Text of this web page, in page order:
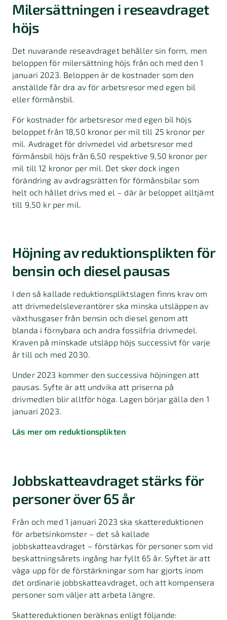
Milersättningen i reseavdraget
höjs
Det nuvarande reseavdraget behåller sin form, men
beloppen för milersättning höjs från och med den 1
januari 2023. Beloppen är de kostnader som den
anställde får dra av för arbetsresor med egen bil
eller förmånsbil.
För kostnader för arbetsresor med egen bil höjs
beloppet från 18,50 kronor per mil till 25 kronor per
mil. Avdraget för drivmedel vid arbetsresor med
förmånsbil höjs från 6,50 respektive 9,50 kronor per
mil till 12 kronor per mil. Det sker dock ingen
förändring av avdragsrätten för förmånsbilar som
helt och hållet drivs med el – där är beloppet alltjämt
till 9,50 kr per mil.
Höjning av reduktionsplikten för
bensin och diesel pausas
I den så kallade reduktionspliktslagen finns krav om
att drivmedelsleverantörer ska minska utsläppen av
växthusgaser från bensin och diesel genom att
blanda i förnybara och andra fossilfria drivmedel.
Kraven på minskade utsläpp höjs successivt för varje
år till och med 2030.
Under 2023 kommer den successiva höjningen att
pausas. Syfte är att undvika att priserna på
drivmedlen blir alltför höga. Lagen börjar gälla den 1
januari 2023.
Läs mer om reduktionsplikten
Jobbskatteavdraget stärks för
personer över 65 år
Från och med 1 januari 2023 ska skattereduktionen
för arbetsinkomster – det så kallade
jobbskatteavdraget – förstärkas för personer som vid
beskattningsårets ingång har fyllt 65 år. Syftet är att
väga upp för de förstärkningar som har gjorts inom
det ordinarie jobbskatteavdraget, och att kompensera
personer som väljer att arbeta längre.
Skattereduktionen beräknas enligt följande: